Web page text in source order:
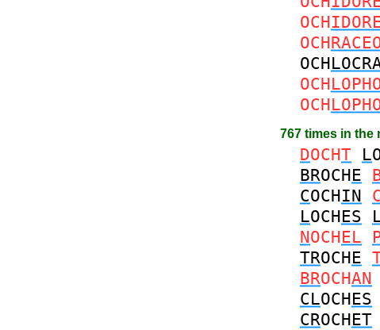
OCH
OCH
OCH
OCH
OCH
767 times in the
DOCHT L
BROCHE
COCHIN
LOCHES
NOCHEL
TROCHE
BROCHAN
CLOCHES
CROCHET